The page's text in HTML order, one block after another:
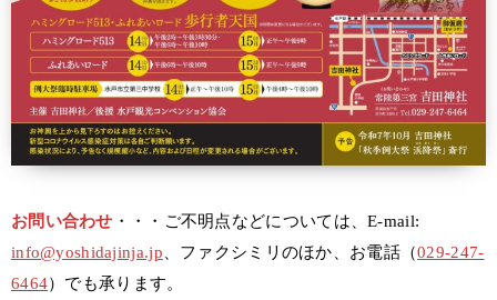
お問い合わせ ・・・ご不明点などについては、E-mail:
info@yoshidajinja.jp 、ファクシミリのほか、お電話（029-247-
6464）でも承ります。